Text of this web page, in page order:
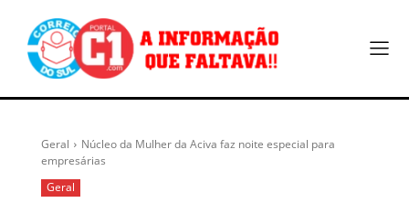
Geral
Núcleo da Mulher da Aciva faz noite especial para
empresárias
Geral